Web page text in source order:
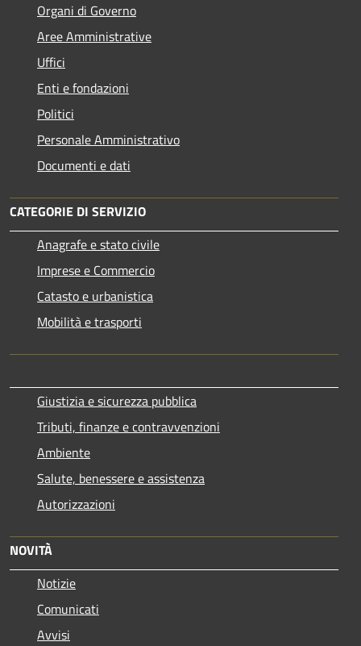
Organi di Governo
Aree Amministrative
Uffici
Enti e fondazioni
Politici
Personale Amministrativo
Documenti e dati
CATEGORIE DI SERVIZIO
Anagrafe e stato civile
Imprese e Commercio
Catasto e urbanistica
Mobilità e trasporti
Giustizia e sicurezza pubblica
Tributi, finanze e contravvenzioni
Ambiente
Salute, benessere e assistenza
Autorizzazioni
NOVITÀ
Notizie
Comunicati
Avvisi